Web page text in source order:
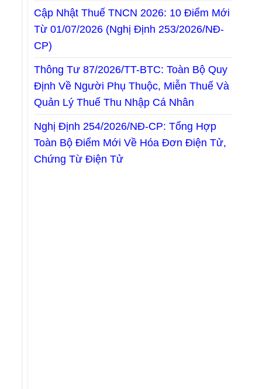
Cập Nhật Thuế TNCN 2026: 10 Điểm Mới
Từ 01/07/2026 (Nghị Định 253/2026/NĐ-
CP)
Thông Tư 87/2026/TT-BTC: Toàn Bộ Quy
Định Về Người Phụ Thuộc, Miễn Thuế Và
Quản Lý Thuế Thu Nhập Cá Nhân
Nghị Định 254/2026/NĐ-CP: Tổng Hợp
Toàn Bộ Điểm Mới Về Hóa Đơn Điện Tử,
Chứng Từ Điện Tử